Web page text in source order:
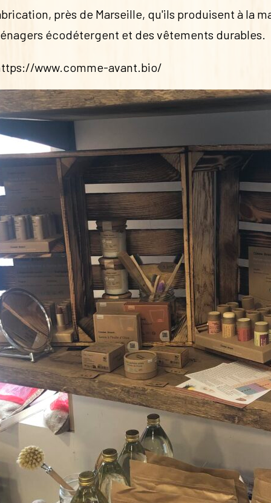
près de Marseille, qu'ils produisent à la
écodétergent et des vêtements durables.
www.comme-avant.bio/